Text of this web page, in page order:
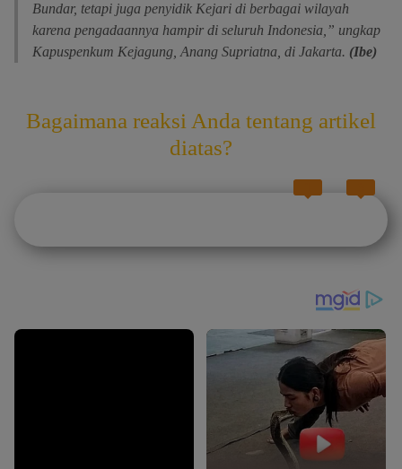
Bundar, tetapi juga penyidik Kejari di berbagai wilayah
karena pengadaannya hampir di seluruh Indonesia,” ungkap
Kapuspenkum Kejagung, Anang Supriatna, di Jakarta. (Ibe)
Bagaimana reaksi Anda tentang artikel
diatas?